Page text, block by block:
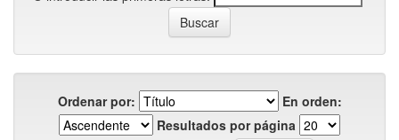
Ordenar por:
En orden:
Resultados por página